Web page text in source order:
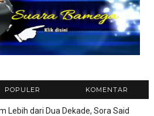
POPULER KOMENTAR
Lebih dari Dua Dekade, Sora Said